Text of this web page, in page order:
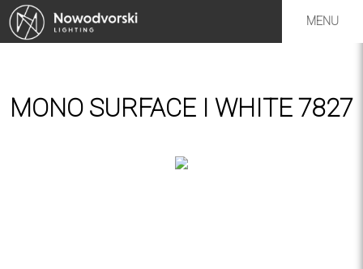
MENU
MONO SURFACE I WHITE 7827